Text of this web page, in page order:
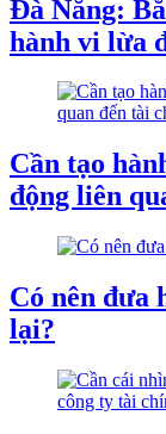
Đà Nẵng:
hành vi lừa
Cần tạo
động liên
Có nên đưa
lại?